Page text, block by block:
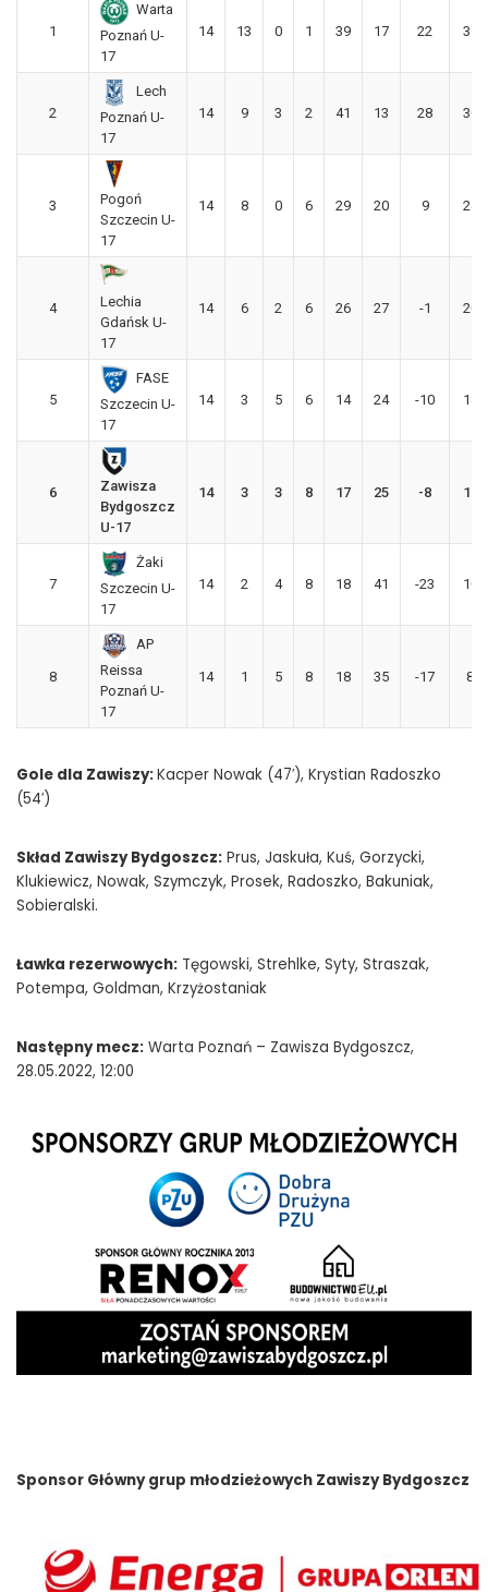
1
Warta
Poznań U-
17
14 13 0 1 39 17 22 39
2
Lech
Poznań U-
17
14 9 3 2 41 13 28 30
3
Pogoń
Szczecin U-
17
14 8 0 6 29 20 9 24
4
Lechia
Gdańsk U-
17
14 6 2 6 26 27 -1 20
5
FASE
Szczecin U-
17
14 3 5 6 14 24 -10 14
6
Zawisza
Bydgoszcz
U-17
14 3 3 8 17 25 -8 12
7
Żaki
Szczecin U-
17
14 2 4 8 18 41 -23 10
8
AP
Reissa
Poznań U-
17
14 1 5 8 18 35 -17 8
Gole dla Zawiszy:Kacper Nowak (47′), Krystian Radoszko
(54′)
Skład Zawiszy Bydgoszcz: Prus, Jaskuła, Kuś, Gorzycki,
Klukiewicz, Nowak, Szymczyk, Prosek, Radoszko, Bakuniak,
Sobieralski.
Ławka rezerwowych: Tęgowski, Strehlke, Syty, Straszak,
Potempa, Goldman, Krzyżostaniak
Następny mecz: Warta Poznań – Zawisza Bydgoszcz,
28.05.2022, 12:00
Sponsor Główny grup młodzieżowych Zawiszy Bydgoszcz